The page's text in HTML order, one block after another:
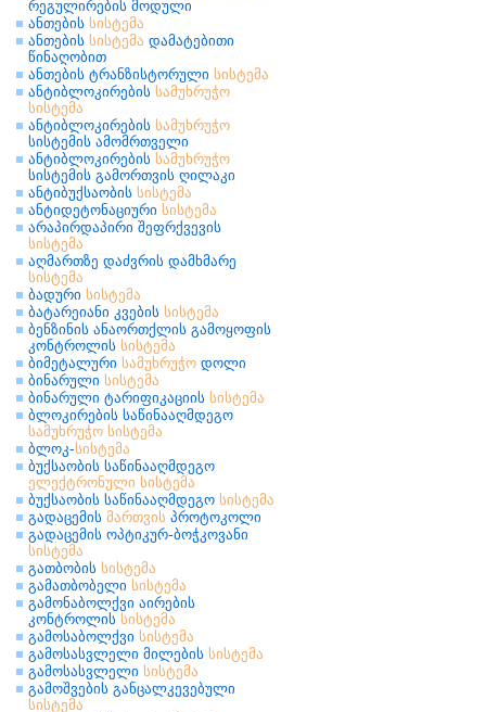
რეგულირების მოდული
ანთების სისტემა
ანთების სისტემა დამატებითი
წინაღობით
ანთების ტრანზისტორული სისტემა
ანტიბლოკირების სამუხრუჭო
სისტემა
ანტიბლოკირების სამუხრუჭო
სისტემის ამომრთველი
ანტიბლოკირების სამუხრუჭო
სისტემის გამორთვის ღილაკი
ანტიბუქსაობის სისტემა
ანტიდეტონაციური სისტემა
არაპირდაპირი შეფრქვევის
სისტემა
აღმართზე დაძვრის დამხმარე
სისტემა
ბადური სისტემა
ბატარეიანი კვების სისტემა
ბენზინის ანაორთქლის გამოყოფის
კონტროლის სისტემა
ბიმეტალური სამუხრუჭო დოლი
ბინარული სისტემა
ბინარული ტარიფიკაციის სისტემა
ბლოკირების საწინააღმდეგო
სამუხრუჭო სისტემა
ბლოკ-სისტემა
ბუქსაობის საწინააღმდეგო
ელექტრონული სისტემა
ბუქსაობის საწინააღმდეგო სისტემა
გადაცემის მართვის პროტოკოლი
გადაცემის ოპტიკურ-ბოჭკოვანი
სისტემა
გათბობის სისტემა
გამათბობელი სისტემა
გამონაბოლქვი აირების
კონტროლის სისტემა
გამოსაბოლქვი სისტემა
გამოსასვლელი მილების სისტემა
გამოსასვლელი სისტემა
გამოშვების განცალკევებული
სისტემა